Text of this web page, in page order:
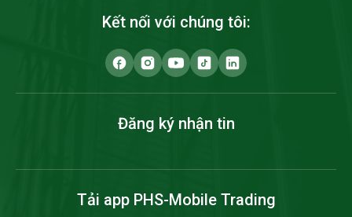
Kết nối với chúng tôi:
Đăng ký nhận tin
Tải app PHS-Mobile Trading